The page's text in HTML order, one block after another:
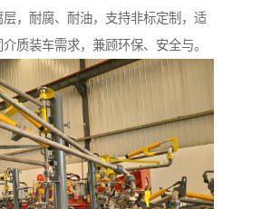
，耐腐、耐油，支持非标定制，适
质装车需求，兼顾环保、安全与。